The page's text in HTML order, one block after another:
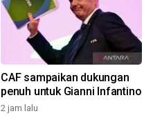
CAF sampaikan dukungan
penuh untuk Gianni Infantino
2 jam lalu